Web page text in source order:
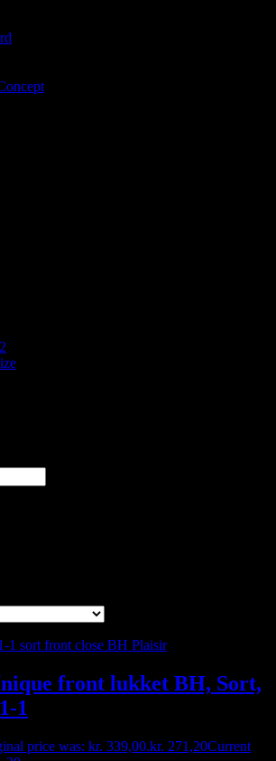
front lukket BH, Sort,
1
price was: kr. 339,00.kr. 271,20Current